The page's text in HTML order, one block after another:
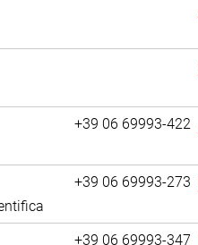
+39 06 69993-422
+39 06 69993-273
+39 06 69993-347